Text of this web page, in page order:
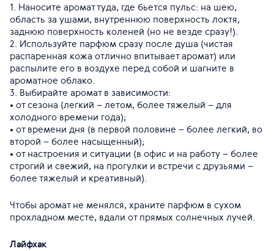
1. Наносите аромат туда, где бьется пульс: на шею,
область за ушами, внутреннюю поверхность локтя,
заднюю поверхность коленей (но не везде сразу!).
2. Используйте парфюм сразу после душа (чистая
распаренная кожа отлично впитывает аромат) или
распылите его в воздухе перед собой и шагните в
ароматное облако.
3. Выбирайте аромат в зависимости:
• от сезона (легкий – летом, более тяжелый – для
холодного времени года);
• от времени дня (в первой половине – более легкий, во
второй – более насыщенный);
• от настроения и ситуации (в офис и на работу – более
строгий и свежий, на прогулки и встречи с друзьями –
более тяжелый и креативный).
Чтобы аромат не менялся, храните парфюм в сухом
прохладном месте, вдали от прямых солнечных лучей.
Лайфхак